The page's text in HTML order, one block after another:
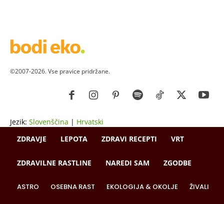
©2007-2026. Vse pravice pridržane.
Jezik: Slovenščina | Hrvatski
ZDRAVJE
LEPOTA ZDRAVI RECEPTI VRT
ZDRAVILNE RASTLINE NAREDI SAM ZGODBE
ASTRO OSEBNA RAST EKOLOGIJA & OKOLJE ŽIVALI